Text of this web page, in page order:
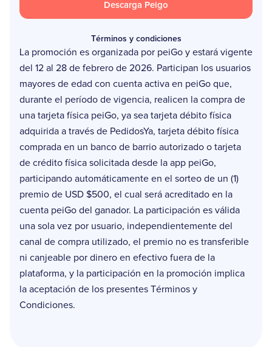
Descarga Peigo
Términos y condiciones
La promoción es organizada por peiGo y estará vigente
del 12 al 28 de febrero de 2026. Participan los usuarios
mayores de edad con cuenta activa en peiGo que,
durante el período de vigencia, realicen la compra de
una tarjeta física peiGo, ya sea tarjeta débito física
adquirida a través de PedidosYa, tarjeta débito física
comprada en un banco de barrio autorizado o tarjeta
de crédito física solicitada desde la app peiGo,
participando automáticamente en el sorteo de un (1)
premio de USD $500, el cual será acreditado en la
cuenta peiGo del ganador. La participación es válida
una sola vez por usuario, independientemente del
canal de compra utilizado, el premio no es transferible
ni canjeable por dinero en efectivo fuera de la
plataforma, y la participación en la promoción implica
la aceptación de los presentes Términos y
Condiciones.